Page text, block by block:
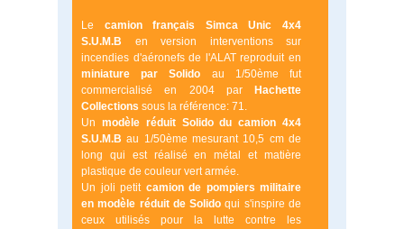
Le camion français Simca Unic 4x4
S.U.M.B en version interventions sur
incendies d'aéronefs de l'ALAT reproduit en
miniature par Solido au 1/50ème fut
commercialisé en 2004 par
Hachette
Collections sous la référence: 71.
Un modèle réduit Solido du camion 4x4
S.U.M.Bau 1/50ème mesurant 10,5 cm de
long qui est réalisé en métal et matière
plastique de couleur vert armée.
Un joli petit camion de pompiers militaire
en modèle réduit de Solido qui s'inspire de
ceux utilisés pour la lutte contre les